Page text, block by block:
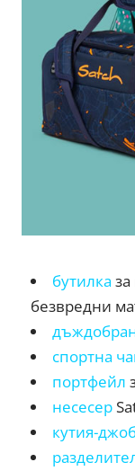
бутилка
безвредни
спортна
портфейл
несесер
кутия-